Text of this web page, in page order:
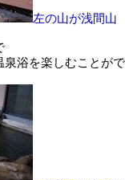
左の山が浅間山
浴を楽しむことが